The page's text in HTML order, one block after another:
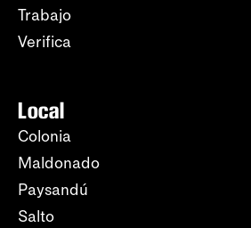
Trabajo
Verifica
Local
Colonia
Maldonado
Paysandú
Salto